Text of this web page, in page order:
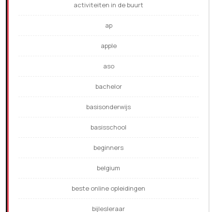
activiteiten in de buurt
ap
apple
aso
bachelor
basisonderwijs
basisschool
beginners
belgium
beste online opleidingen
bijlesleraar